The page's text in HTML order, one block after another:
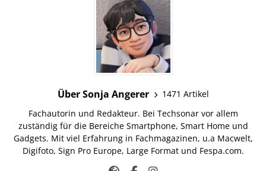
Über Sonja Angerer
1471 Artikel
Fachautorin und Redakteur. Bei Techsonar vor allem
zuständig für die Bereiche Smartphone, Smart Home und
Gadgets. Mit viel Erfahrung in Fachmagazinen, u.a Macwelt,
Digifoto, Sign Pro Europe, Large Format und Fespa.com.